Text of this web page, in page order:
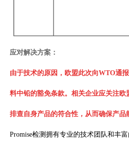
应对解决方案：
由于技术的原因，欧盟此次向WTO通
料中铅的豁免条款。相关企业应关注欧
排查自身产品的符合性，从而确保产品
Promise检测拥有专业的技术团队和丰